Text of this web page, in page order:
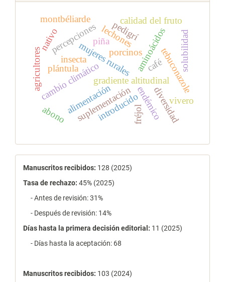
mujeres rurales
percepciones
cambio climáticogradiente altitudinal
agricultores
alimentación
suplementación
porcinos
lechonesaminoácidos
diversidad
insecta
endémico
nativo
introducido
calidad del fruto
piña
tebuconazole
montbéliarde
pedigrí solubilidad
café
abono
plántula
vivero
fréjol
estadísticas
Manuscritos recibidos: 128 (2025)
Tasa de rechazo: 45% (2025)
- Antes de revisión: 31%
- Después de revisión: 14%
Días hasta la primera decisión editorial: 11 (2025)
- Días hasta la aceptación: 68
Manuscritos recibidos: 103 (2024)